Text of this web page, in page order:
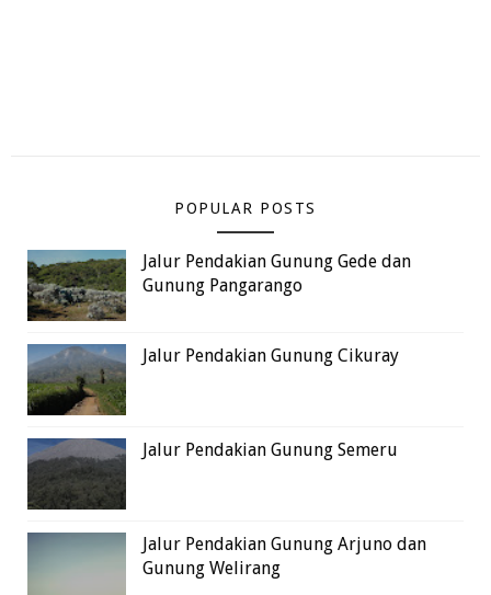
POPULAR POSTS
Jalur Pendakian Gunung Gede dan
Gunung Pangarango
Jalur Pendakian Gunung Cikuray
Jalur Pendakian Gunung Semeru
Jalur Pendakian Gunung Arjuno dan
Gunung Welirang